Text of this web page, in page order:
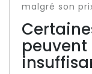
malgré son